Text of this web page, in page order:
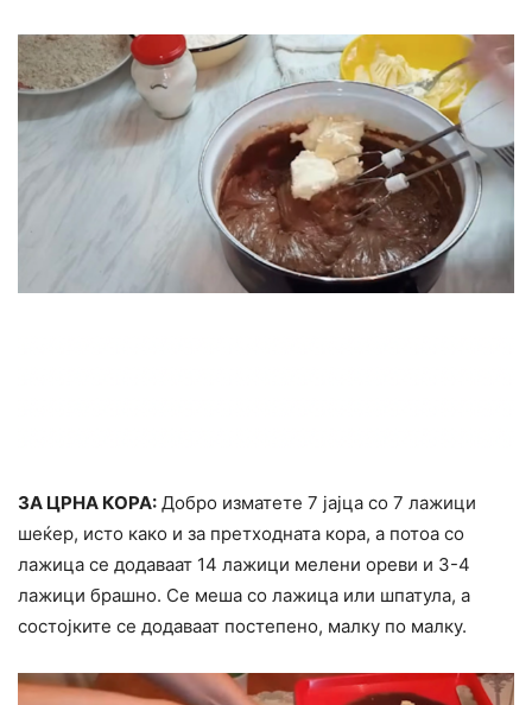
ЗА ЦРНА КОРА: Добро изматете 7 јајца со 7 лажици
шеќер, исто како и за претходната кора, а потоа со
лажица се додаваат 14 лажици мелени ореви и 3-4
лажици брашно. Се меша со лажица или шпатула, а
состојките се додаваат постепено, малку по малку.